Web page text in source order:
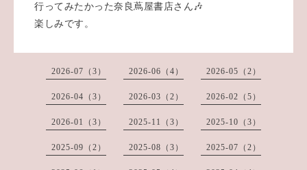
行ってみたかった奈良蔦屋書店さん🎶
楽しみです。
2026-07（3） 2026-06（4） 2026-05（2）
2026-04（3） 2026-03（2） 2026-02（5）
2026-01（3） 2025-11（3） 2025-10（3）
2025-09（2） 2025-08（3） 2025-07（2）